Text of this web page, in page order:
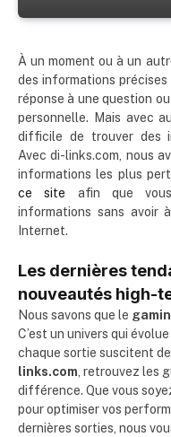
À un moment ou à un
des informations précises
réponse à une question
personnelle. Mais avec
difficile de trouver des
Avec di-links.com, nous
informations les plus
ce site afin que
informations sans avoir
Internet.
Les dernières
nouveautés high-
Nous savons que le
C’est un univers qui
chaque sortie suscitent
links.com , retrouvez les
différence. Que vous
pour optimiser vos
dernières sorties, nous